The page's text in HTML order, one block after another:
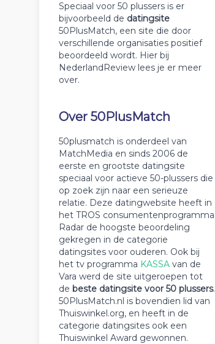
Speciaal voor 50 plussers is er
bijvoorbeeld de datingsite
50PlusMatch, een site die door
verschillende organisaties positief
beoordeeld wordt. Hier bij
NederlandReview lees je er meer
over.
Over 50PlusMatch
50plusmatch is onderdeel van
MatchMedia en sinds 2006 de
eerste en grootste datingsite
speciaal voor actieve 50-plussers die
op zoek zijn naar een serieuze
relatie. Deze datingwebsite heeft in
het TROS consumentenprogramma
Radar de hoogste beoordeling
gekregen in de categorie
datingsites voor ouderen. Ook bij
het tv programma KASSA van de
Vara werd de site uitgeroepen tot
de beste datingsite voor 50 plussers.
50PlusMatch.nl is bovendien lid van
Thuiswinkel.org, en heeft in de
categorie datingsites ook een
Thuiswinkel Award gewonnen.